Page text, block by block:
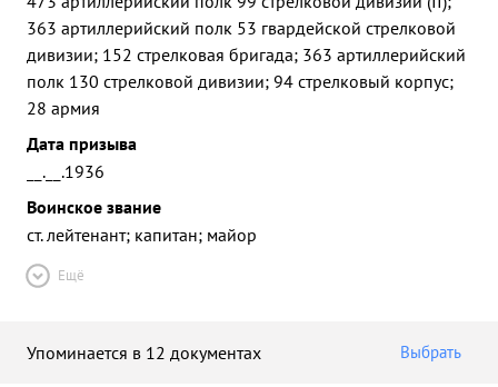
363 артиллерийский полк 53 гвардейской стрелковой
дивизии; 152 стрелковая бригада; 363 артиллерийский
полк 130 стрелковой дивизии; 94 стрелковый корпус;
28 армия
Дата призыва
__.__.1936
Воинское звание
ст. лейтенант; капитан; майор
Ещё
Упоминается в 12 документах Выбрать